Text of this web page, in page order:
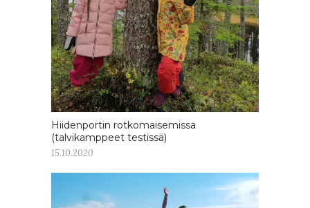
Hiidenportin rotkomaisemissa
(talvikamppeet testissä)
15.10.2020